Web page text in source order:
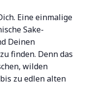
Eine einmalige
Sake-
Deinen
finden. Denn das
wilden
zu edlen alten